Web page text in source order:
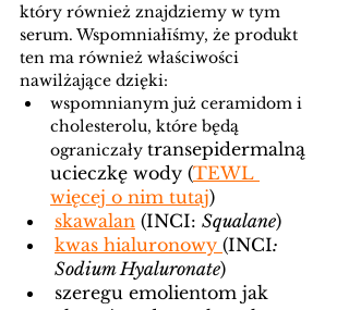
który również znajdziemy w tym
serum. Wspomniałīśmy, że produkt
ten ma również właściwości
nawilżające dzięki:
wspomnianym już ceramidom i
cholesterolu, które będą
ograniczały transepidermalną
ucieczkę wody (TEWL
więcej o nim tutaj)
skawalan (INCI: Squalane)
kwas hialuronowy (INCI:
Sodium Hyaluronate)
szeregu emolientom jak